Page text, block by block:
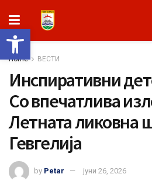
Open toolbar
Home ВЕСТИ
Инспиративни
Со впечатлива
Летната ликовна
Гевгелија
by Petar јуни 26, 2026